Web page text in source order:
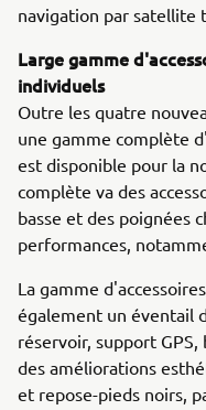
navigation par satellite
Large gamme
individuels
Outre les quatre
une gamme complète
est disponible pour la
complète va des
basse et des poignées
performances,
La gamme
également un éventail
réservoir, support
des améliorations
et repose-pieds noirs,